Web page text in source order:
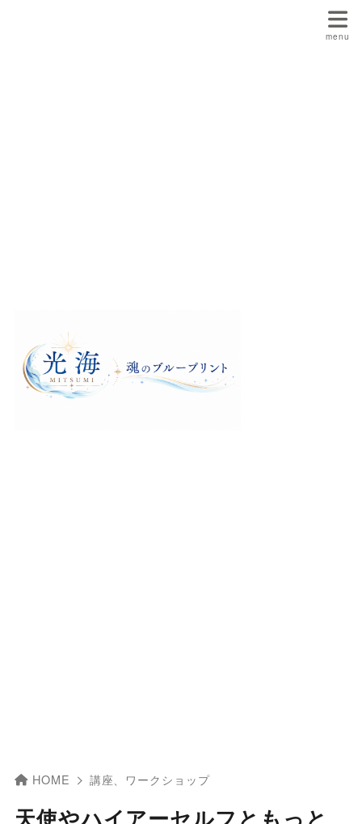
HOME 講座、ワークショップ
天使やハイアーセルフともっと